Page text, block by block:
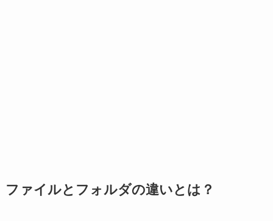
ファイルとフォルダの違いとは？